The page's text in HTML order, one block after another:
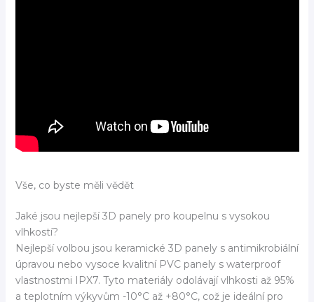
Vše, co byste měli vědět
Jaké jsou nejlepší 3D panely pro koupelnu s vysokou
vlhkostí?
Nejlepší volbou jsou keramické 3D panely s antimikrobiální
úpravou nebo vysoce kvalitní PVC panely s waterproof
vlastnostmi IPX7. Tyto materiály odolávají vlhkosti až 95%
a teplotním výkyvům -10°C až +80°C, což je ideální pro